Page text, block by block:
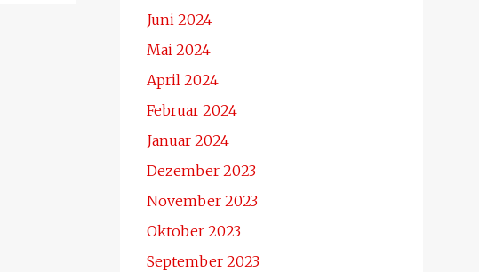
Juni 2024
Mai 2024
April 2024
Februar 2024
Januar 2024
Dezember 2023
November 2023
Oktober 2023
September 2023